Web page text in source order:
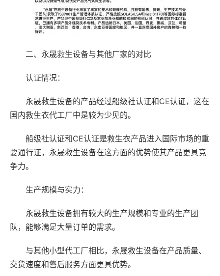
二、永晟救生设备与其他厂家的对比
认证情况：
永晟救生设备的产品经过船级社认证和CE认证，这在
国内救生衣代工厂中是较为少见的。
船级社认证和CE认证是救生衣产品进入国际市场的重
要通行证，永晟救生设备在这方面的优势使其产品更具竞
争力。
生产规模与实力：
永晟救生设备拥有较大的生产规模和专业的生产团
队，能够满足大量订单的需求。
与其他小型代工厂相比，永晟救生设备在产品质量、
交货速度和售后服务方面更具优势。